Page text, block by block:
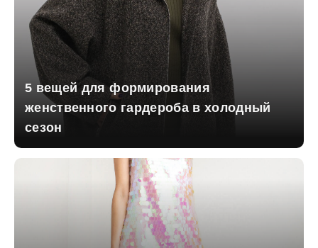
5 вещей для формирования
женственного гардероба в холодный
сезон